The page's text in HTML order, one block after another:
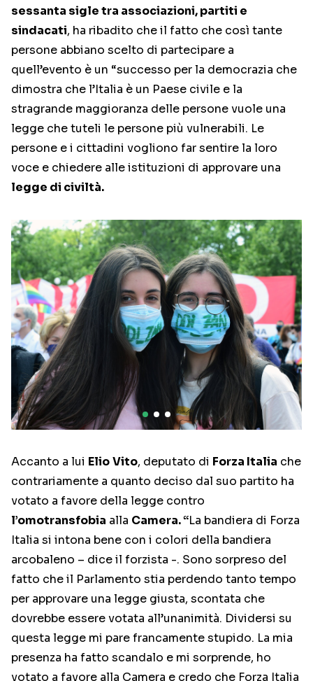
sessanta sigle tra associazioni, partiti e
sindacati, ha ribadito che il fatto che così tante
persone abbiano scelto di partecipare a
quell’evento è un “successo per la democrazia che
dimostra che l’Italia è un Paese civile e la
stragrande maggioranza delle persone vuole una
legge che tuteli le persone più vulnerabili. Le
persone e i cittadini vogliono far sentire la loro
voce e chiedere alle istituzioni di approvare una
legge di civiltà.
Accanto a lui ElioVito, deputato di Forza Italia che
contrariamente a quanto deciso dal suo partito ha
votato a favore della legge contro
l’omotransfobia alla Camera. “La bandiera di Forza
Italia si intona bene con i colori della bandiera
arcobaleno – dice il forzista -. Sono sorpreso del
fatto che il Parlamento stia perdendo tanto tempo
per approvare una legge giusta, scontata che
dovrebbe essere votata all’unanimità. Dividersi su
questa legge mi pare francamente stupido. La mia
presenza ha fatto scandalo e mi sorprende, ho
votato a favore alla Camera e credo che Forza Italia